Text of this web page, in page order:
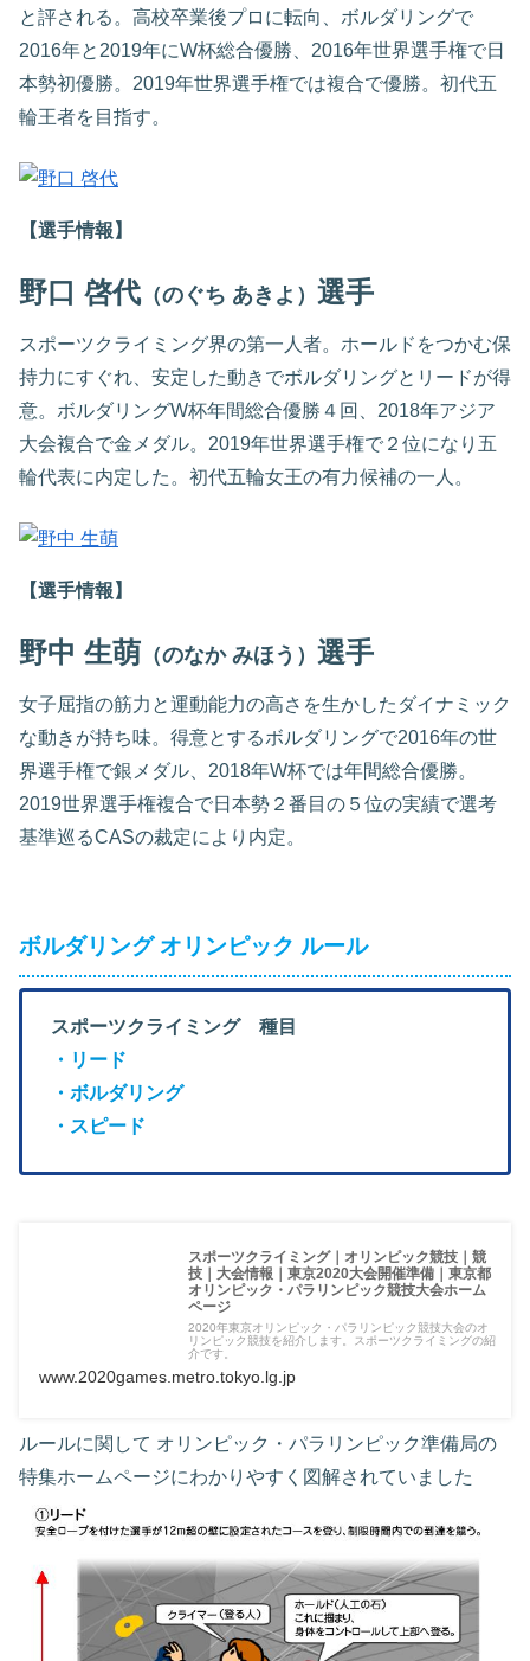
と評される。高校卒業後プロに転向、ボルダリングで
2016年と2019年にW杯総合優勝、2016年世界選手権で日
本勢初優勝。2019年世界選手権では複合で優勝。初代五
輪王者を目指す。
【選手情報】
野口 啓代 （のぐち あきよ） 選手
スポーツクライミング界の第一人者。ホールドをつかむ保
持力にすぐれ、安定した動きでボルダリングとリードが得
意。ボルダリングW杯年間総合優勝４回、2018年アジア
大会複合で金メダル。2019年世界選手権で２位になり五
輪代表に内定した。初代五輪女王の有力候補の一人。
【選手情報】
野中 生萌 （のなか みほう） 選手
女子屈指の筋力と運動能力の高さを生かしたダイナミック
な動きが持ち味。得意とするボルダリングで2016年の世
界選手権で銀メダル、2018年W杯では年間総合優勝。
2019世界選手権複合で日本勢２番目の５位の実績で選考
基準巡るCASの裁定により内定。
ボルダリング オリンピック ルール
スポーツクライミング 種目
・リード
・ボルダリング
・スピード
スポーツクライミング｜オリンピック競技｜競
技｜大会情報｜東京2020大会開催準備｜東京都
オリンピック・パラリンピック競技大会ホーム
ページ
2020年東京オリンピック・パラリンピック競技大会のオ
リンピック競技を紹介します。スポーツクライミングの紹
介です。
www.2020games.metro.tokyo.lg.jp
ルールに関して オリンピック・パラリンピック準備局の
特集ホームページにわかりやすく図解されていました